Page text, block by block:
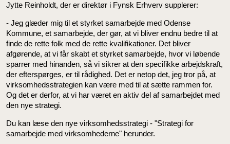
Jytte Reinholdt, der er direktør i Fynsk Erhverv supplerer:
- Jeg glæder mig til et styrket samarbejde med Odense
Kommune, et samarbejde, der gør, at vi bliver endnu bedre til at
finde de rette folk med de rette kvalifikationer. Det bliver
afgørende, at vi får skabt et styrket samarbejde, hvor vi løbende
sparrer med hinanden, så vi sikrer at den specifikke arbejdskraft,
der efterspørges, er til rådighed. Det er netop det, jeg tror på, at
virksomhedsstrategien kan være med til at sætte rammen for.
Og det er derfor, at vi har været en aktiv del af samarbejdet med
den nye strategi.
Du kan læse den nye virksomhedsstrategi - "Strategi for
samarbejde med virksomhederne" herunder.